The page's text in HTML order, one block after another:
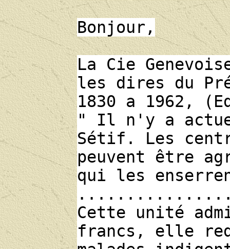
Bonjour,
La Cie
les dires du
1830 a 1962,
" Il n'y a
Sétif. Les
peuvent être
qui les
Cette unité
francs, elle